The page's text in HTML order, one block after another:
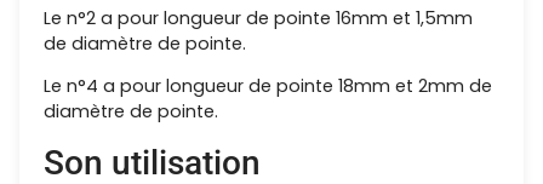
Le n°2 a pour longueur de pointe 16mm et 1,5mm
de diamètre de pointe.
Le n°4 a pour longueur de pointe 18mm et 2mm de
diamètre de pointe.
Son utilisation